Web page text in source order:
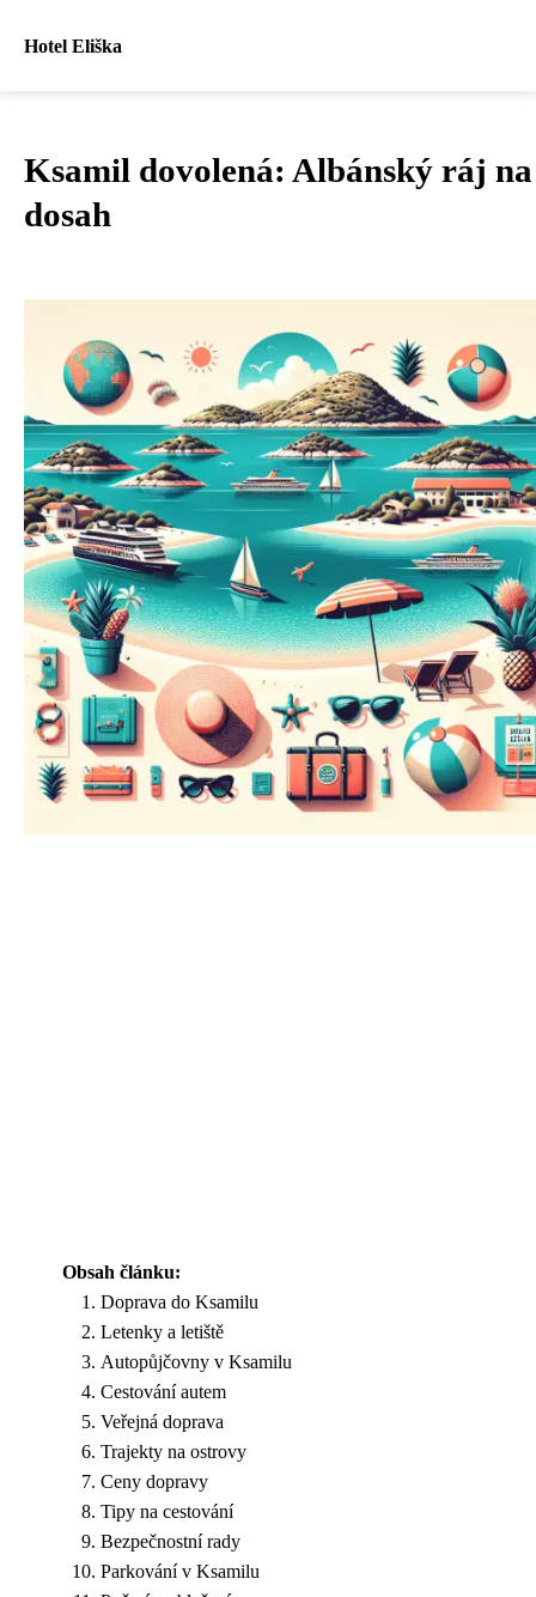
Hotel Eliška
Ksamil dovolená: Albánský ráj na
dosah
Obsah článku:
Doprava do Ksamilu
Letenky a letiště
Autopůjčovny v Ksamilu
Cestování autem
Veřejná doprava
Trajekty na ostrovy
Ceny dopravy
Tipy na cestování
Bezpečnostní rady
Parkování v Ksamilu